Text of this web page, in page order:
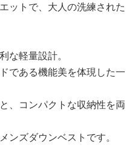
ットで、大人の洗練された
な軽量設計。
である機能美を体現した一
、コンパクトな収納性を両
ンズダウンベストです。